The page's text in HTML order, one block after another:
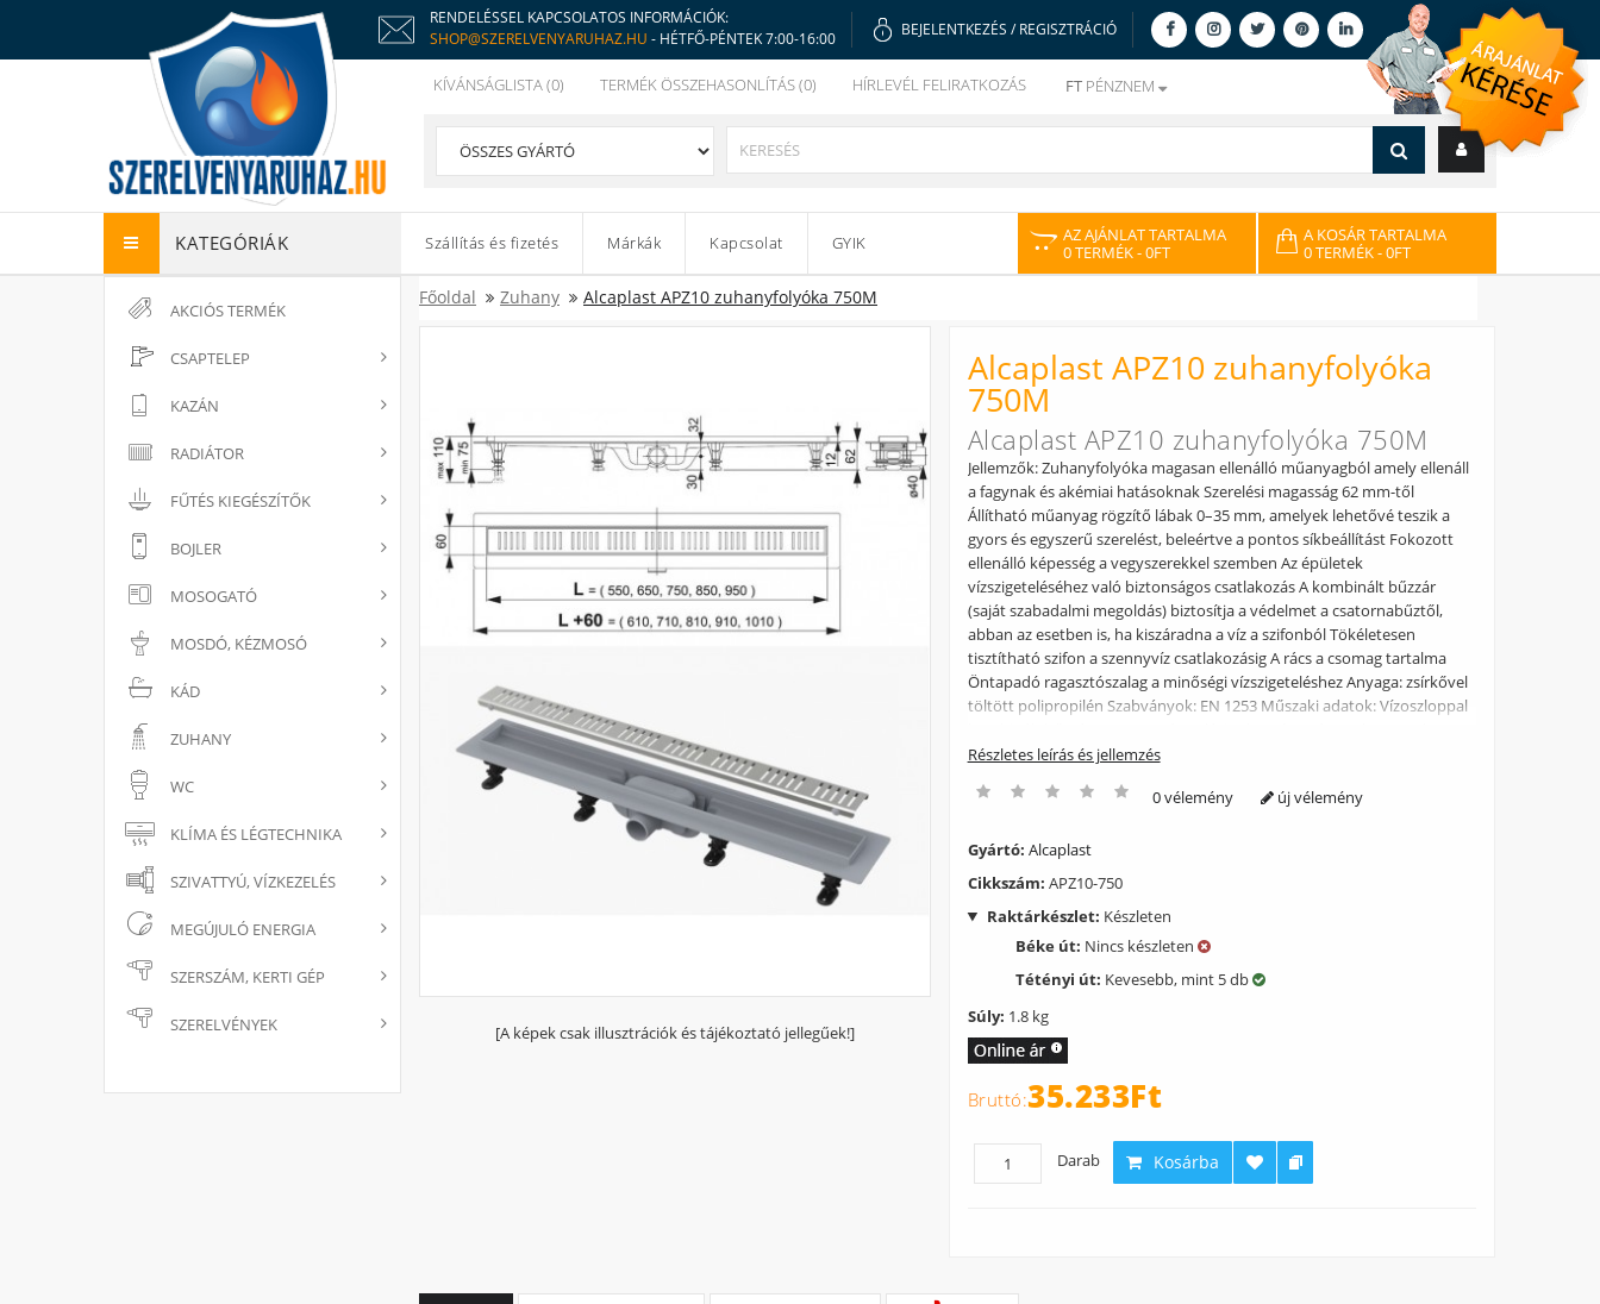
RENDELÉSSEL KAPCSOLATOS INFORMÁCIÓK:
SHOP@SZERELVENYARUHAZ.HU - HÉTFŐ-PÉNTEK 7:00-16:00
BEJELENTKEZÉS / REGISZTRÁCIÓ
KÍVÁNSÁGLISTA (0) TERMÉK ÖSSZEHASONLÍTÁS (0) HÍRLEVÉL FELIRATKOZÁS FT PÉNZNEM
KATEGÓRIÁK Szállítás és fizetés Márkák Kapcsolat GYIK
AZ AJÁNLAT TARTALMA
0 TERMÉK- 0FT
A KOSÁR TARTALMA
0 TERMÉK- 0FT
AKCIÓS TERMÉK
CSAPTELEP
KAZÁN
RADIÁTOR
FŰTÉS KIEGÉSZÍTŐK
BOJLER
MOSOGATÓ
MOSDÓ, KÉZMOSÓ
KÁD
ZUHANY
WC
KLÍMA ÉS LÉGTECHNIKA
SZIVATTYÚ, VÍZKEZELÉS
MEGÚJULÓ ENERGIA
SZERSZÁM, KERTI GÉP
SZERELVÉNYEK
Főoldal Zuhany Alcaplast APZ10 zuhanyfolyóka 750M
[A képek csak illusztrációk és tájékoztató jellegűek!]
Alcaplast APZ10 zuhanyfolyóka
750M
Alcaplast APZ10 zuhanyfolyóka 750M
Jellemzők: Zuhanyfolyóka magasan ellenálló műanyagból amely ellenáll
a fagynak és akémiai hatásoknak Szerelési magasság 62 mm-től
Állítható műanyag rögzítő lábak 0–35 mm, amelyek lehetővé teszik a
gyors és egyszerű szerelést, beleértve a pontos síkbeállítást Fokozott
ellenálló képesség a vegyszerekkel szemben Az épületek
vízszigeteléséhez való biztonságos csatlakozás A kombinált bűzzár
(saját szabadalmi megoldás) biztosítja a védelmet a csatornabűztől,
abban az esetben is, ha kiszáradna a víz a szifonból Tökéletesen
tisztítható szifon a szennyvíz csatlakozásig A rács a csomag tartalma
Öntapadó ragasztószalag a minőségi vízszigeteléshez Anyaga: zsírkővel
töltött polipropilén Szabványok: EN 1253 Műszaki adatok: Vízoszloppal
l/perc. A bűzzár nyomás ellenállása 640 Pa Szennyvízcső átmérője 40
75–110 mm Terhelési osztály K3 300 kg Csomag tartalma: Folyóka
vízszigetelő szalag Simple 10 matt rozsdamentes perforált rács
védőfóliával Rögzítő anyag az állítható lábak rögzítéséhez: csavar
4,2×9,5 – 8 db Kombinált bűzzár Függőlegesen állítható tartólábak 4 db
Részletes leírás és jellemzés
0 vélemény új vélemény
Gyártó: Alcaplast
Cikkszám: APZ10-750
Raktárkészlet: Készleten
Béke út: Nincs készleten
Tétényi út: Kevesebb, mint 5 db
Súly: 1.8 kg
35.233Ft
Darab Kosárba